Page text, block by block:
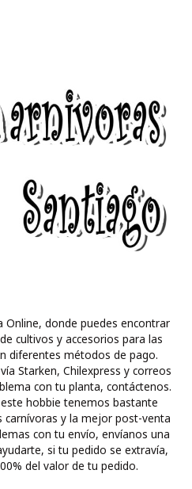
Online, donde puedes encontrar
cultivos y accesorios para las
diferentes métodos de pago.
Starken, Chilexpress y correos
con tu planta, contáctenos.
hobbie tenemos bastante
carnívoras y la mejor post-venta
con tu envío, envíanos una
si tu pedido se extravía,
del valor de tu pedido.